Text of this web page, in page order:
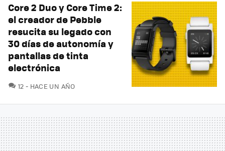
Core 2 Duo y Core Time 2:
el creador de Pebble
resucita su legado con
30 días de autonomía y
pantallas de tinta
electrónica
12 COMENTARIOS
HACE UN AÑO